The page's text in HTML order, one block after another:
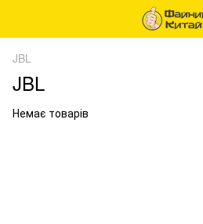
JBL
JBL
Немає товарів